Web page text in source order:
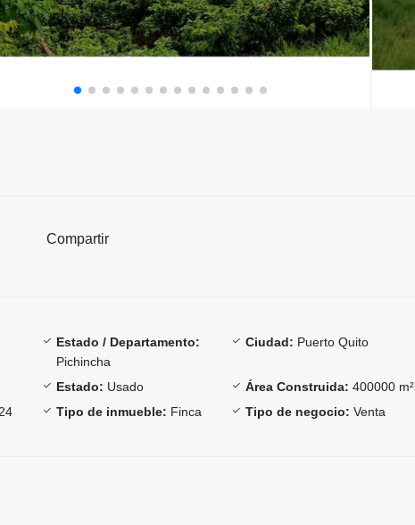
Compartir
Estado / Departamento:
Pichincha
Ciudad: Puerto Quito
Estado: Usado Área Construida: 400000 m²
Tipo de inmueble: Finca Tipo de negocio: Venta